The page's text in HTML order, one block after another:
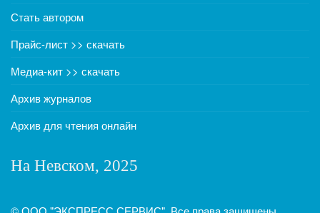
Стать автором
Прайс-лист >> скачать
Медиа-кит >> скачать
Архив журналов
Архив для чтения онлайн
На Невском, 2025